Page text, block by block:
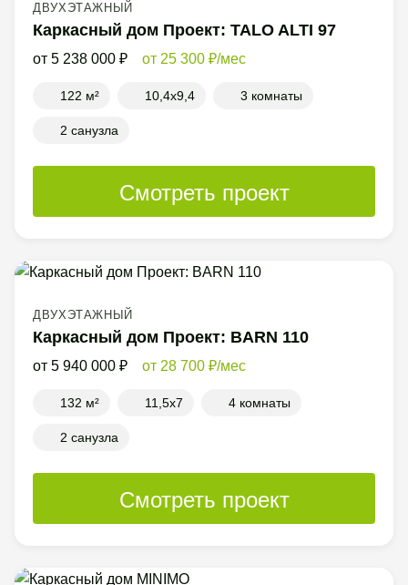
ДВУХЭТАЖНЫЙ
Каркасный дом Проект: TALO ALTI 97
5 238 000 25 300 /мес
122 м² 10,4x9,4 3 комнаты
2 санузла
Смотреть проект
ДВУХЭТАЖНЫЙ
Каркасный дом Проект: BARN 110
5 940 000 28 700 /мес
132 м² 11,5x7 4 комнаты
2 санузла
Смотреть проект